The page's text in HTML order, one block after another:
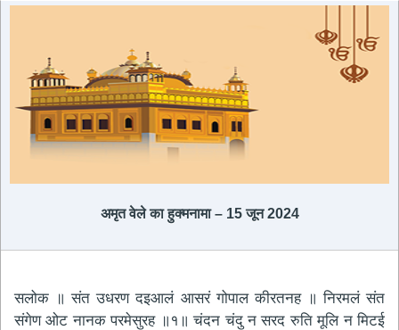
अमृत ​​वेले का हुक्मनामा – 15 जून 2024
सलोक ॥ संत उधरण दइआलं आसरं गोपाल कीरतनह ॥ निरमलं संत
संगेण ओट नानक परमेसुरह ॥१॥ चंदन चंदु न सरद रुति मूलि न मिटई